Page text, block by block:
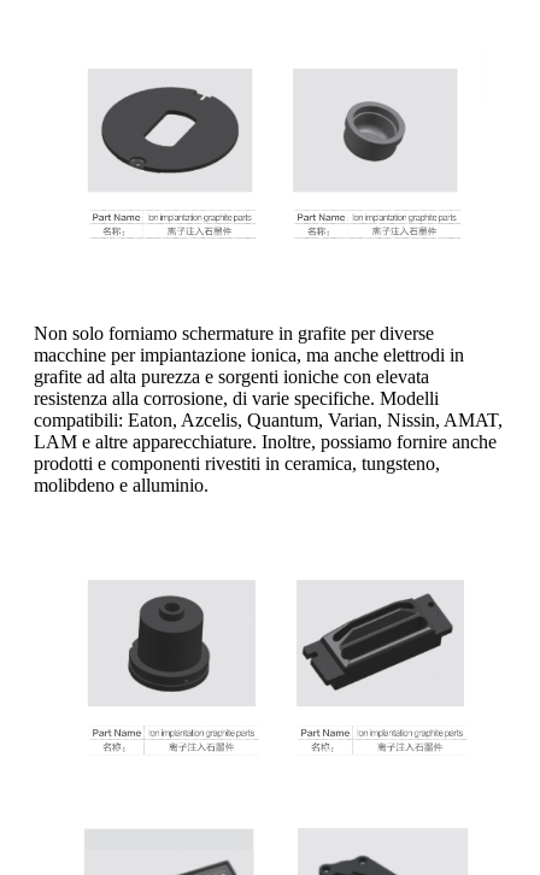
Non solo forniamo schermature in grafite per diverse
macchine per impiantazione ionica, ma anche elettrodi in
grafite ad alta purezza e sorgenti ioniche con elevata
resistenza alla corrosione, di varie specifiche. Modelli
compatibili: Eaton, Azcelis, Quantum, Varian, Nissin, AMAT,
LAM e altre apparecchiature. Inoltre, possiamo fornire anche
prodotti e componenti rivestiti in ceramica, tungsteno,
molibdeno e alluminio.